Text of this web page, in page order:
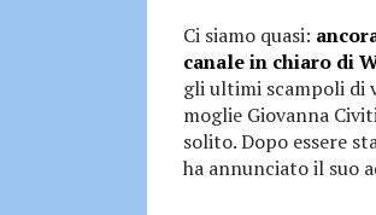
Ci siamo quasi:
canale in chiaro di
gli ultimi scampoli di
moglie Giovanna
solito. Dopo essere
ha annunciato il suo